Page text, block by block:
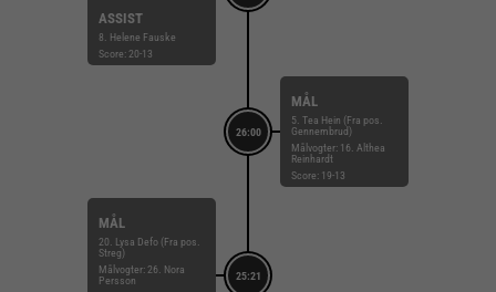
ASSIST
8. Helene Fauske
Score: 20-13
26:00
MÅL
5. Tea Hein (Fra pos.
Gennembrud)
Målvogter: 16. Althea
Reinhardt
Score: 19-13
25:21
MÅL
20. Lysa Defo (Fra pos.
Streg)
Målvogter: 26. Nora
Persson